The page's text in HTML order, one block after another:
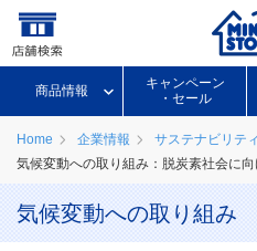
商品情報
キャンペーン
・セール
Home 企業情報 サステナビリティ
気候変動への取り組み：脱炭素社会に
気候変動への取り組み